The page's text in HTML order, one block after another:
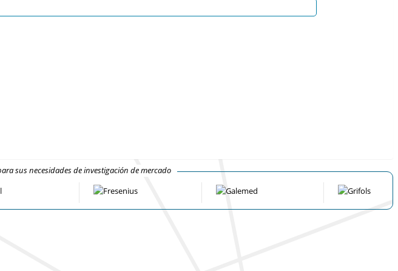
sus necesidades de investigación de mercado